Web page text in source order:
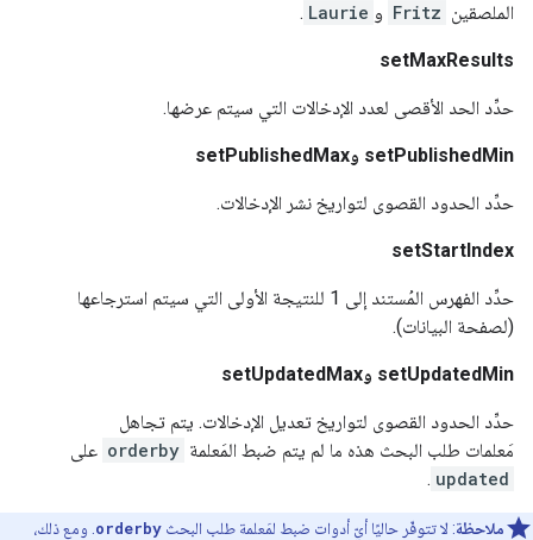
الملصقين Fritz و Laurie
.
setMaxResults
حدِّد الحد الأقصى لعدد الإدخالات التي سيتم عرضها.
setPublishedMin وsetPublishedMax
حدِّد الحدود القصوى لتواريخ نشر الإدخالات.
setStartIndex
حدِّد الفهرس المُستند إلى 1 للنتيجة الأولى التي سيتم استرجاعها
(لصفحة البيانات).
setUpdatedMin وsetUpdatedMax
حدِّد الحدود القصوى لتواريخ تعديل الإدخالات. يتم تجاهل
مَعلمات طلب البحث هذه ما لم يتم ضبط المَعلمة orderby على
updated
.
ملاحظة: لا تتوفّر حاليًا أيّ أدوات ضبط لمَعلمة طلب البحث orderby . ومع ذلك،